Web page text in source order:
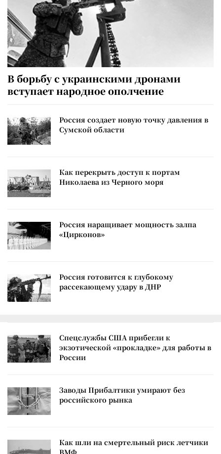
В борьбу с украинскими дронами
вступает народное ополчение
Россия создает новую точку давления в
Сумской области
Как перекрыть доступ к портам
Николаева из Черного моря
Россия наращивает мощность залпа
«Цирконов»
Россия готовится к глубокому
рассекающему удару в ДНР
Спецслужбы США прибегли к
экзотической «прокладке» для работы в
России
Заводы Прибалтики умирают без
российского рынка
Как шли на смертельный риск летчики